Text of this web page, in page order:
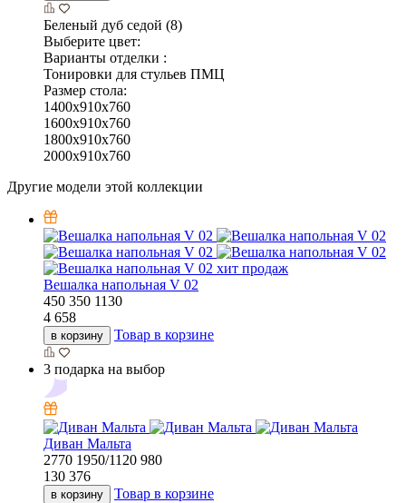
Беленый дуб седой (8)
Выберите цвет:
Варианты отделки :
Тонировки для стульев ПМЦ
Размер стола:
1400x910x760
1600x910x760
1800x910x760
2000x910x760
Другие модели этой коллекции
хит продаж
Вешалка напольная V 02
450 350 1130
4 658
в корзину Товар в корзине
3 подарка на выбор
Диван Мальта
2770 1950/1120 980
130 376
в корзину Товар в корзине